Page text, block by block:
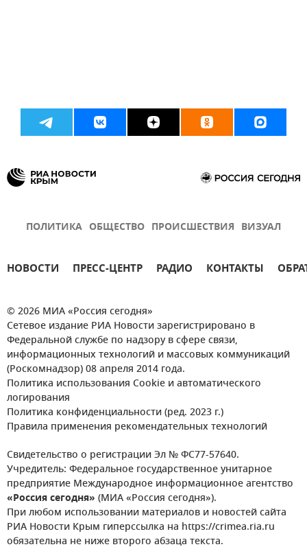
ПОЛИТИКА ОБЩЕСТВО ПРОИСШЕСТВИЯ ВИЗУАЛ
НОВОСТИ ПРЕСС-ЦЕНТР РАДИО КОНТАКТЫ
© 2026 МИА «Россия сегодня»
Сетевое издание РИА Новости зарегистрировано в
Федеральной службе по надзору в сфере связи,
информационных технологий и массовых коммуникаций
(Роскомнадзор) 08 апреля 2014 года.
Политика использования Cookie и автоматического
логирования
Политика конфиденциальности (ред. 2023 г.)
Правила применения рекомендательных технологий
Свидетельство о регистрации Эл № ФС77-57640.
Учредитель: Федеральное государственное унитарное
предприятие Международное информационное агентство
«Россия сегодня» (МИА «Россия сегодня»).
При любом использовании материалов и новостей сайта
РИА Новости Крым гиперссылка на https://crimea.ria.ru
обязательна не ниже второго абзаца текста.